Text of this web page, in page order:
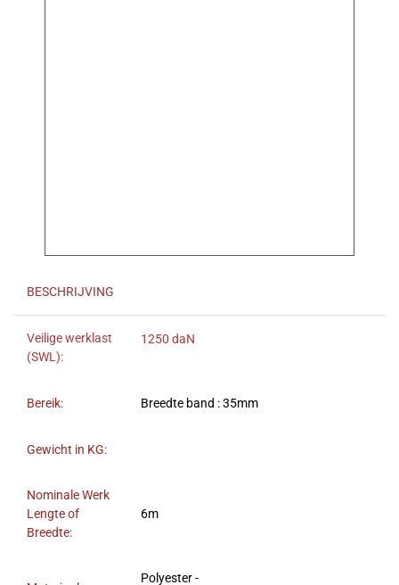
BESCHRIJVING
Veilige werklast
(SWL):
1250 daN
Bereik: Breedte band : 35mm
Gewicht in KG:
Nominale Werk
Lengte of
Breedte:
6m
Polyester -